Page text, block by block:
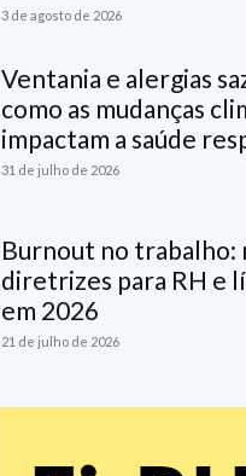
3 de agosto de 2026
Ventania e alergias
como as mudanças
impactam a saúde
31 de julho de 2026
Burnout no trabalho:
diretrizes para RH e
em 2026
21 de julho de 2026